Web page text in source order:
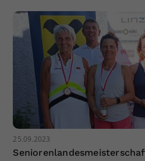
25.09.2023
Zweck
Dieser Wert
Einstellungen.
zufällig
historische
vorgenommen
Webseiten-
hat.